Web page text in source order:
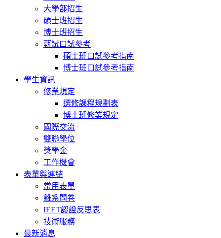
大學部招生
碩士班招生
博士班招生
甄試口試參考
碩士班口試參考指南
博士班口試參考指南
學生資訊
修業規定
選修課程規劃表
博士班修業規定
國際交流
雙聯學位
獎學金
工作機會
表單與連結
常用表單
離系問卷
IEET認證反思表
技術服務
最新消息